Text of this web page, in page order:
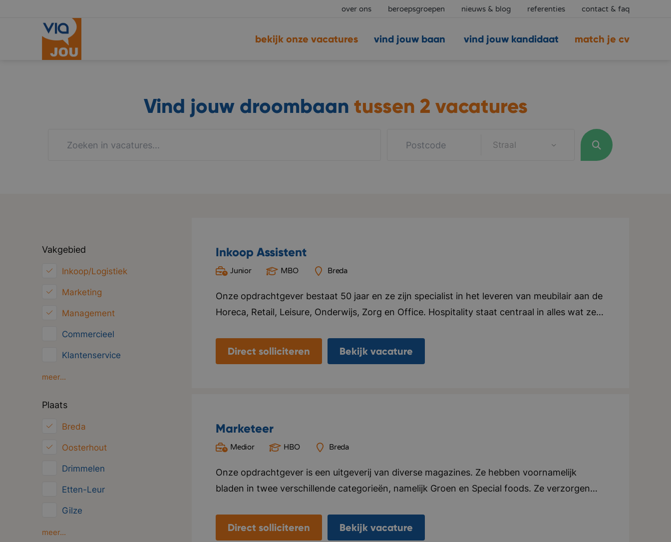
over ons beroepsgroepen nieuws & blog referenties contact & faq
match je cv
vind jouw baan vind jouw kandidaat
bekijk onze vacatures
Vind jouw droombaan tussen 2 vacatures
Straal
Vakgebied
Inkoop/Logistiek
Marketing
Management
Commercieel
Klantenservice
Financieel
meer...
Plaats
Breda
Oosterhout
Drimmelen
Etten-Leur
Gilze
Moerdijk
meer...
Inkoop Assistent
Junior MBO Breda
Onze opdrachtgever bestaat 50 jaar en ze zijn specialist in het leveren van meubilair aan de
Horeca, Retail, Leisure, Onderwijs, Zorg en Office. Hospitality staat centraal in alles wat ze
logistiekcentrum in Rijen. Duurzaamheid staat hoog op de agenda en ze hebben als doel om
stoelen en tafels verkopen; er worden unieke hospitality-concepten verkocht! Bedrijf in vijf
Direct solliciteren Bekijk vacature
Marketeer
Medior HBO Breda
Onze opdrachtgever is een uitgeverij van diverse magazines. Ze hebben voornamelijk
bladen in twee verschillende categorieën, namelijk Groen en Special foods. Ze verzorgen
internationale uitgeverijen in het distribueren van hun tijdschriften in zowel Nederland als
Direct solliciteren Bekijk vacature